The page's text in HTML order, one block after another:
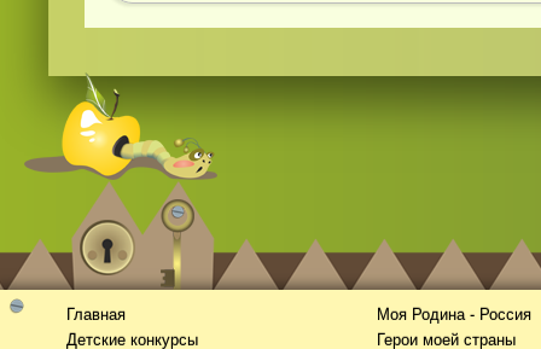
Главная
Детские конкурсы
Моя Родина - Россия
Герои моей страны